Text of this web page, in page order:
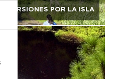
EXCURSIONES POR LA ISLA